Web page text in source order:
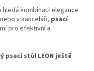
kombinaci elegance
v kanceláři, psací
pro efektivní a
psací stůl LEON ještě